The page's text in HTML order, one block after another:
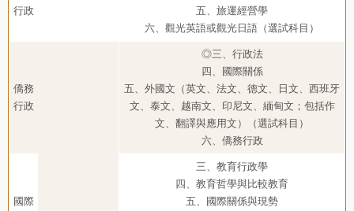
行政
五、旅運經營學
六、觀光英語或觀光日語（選試科目）
僑務
行政
◎三、行政法
四、國際關係
五、外國文（英文、法文、德文、日文、西班牙
文、泰文、越南文、印尼文、緬甸文；包括作
文、翻譯與應用文）（選試科目）
六、僑務行政
國際
三、教育行政學
四、教育哲學與比較教育
五、國際關係與現勢